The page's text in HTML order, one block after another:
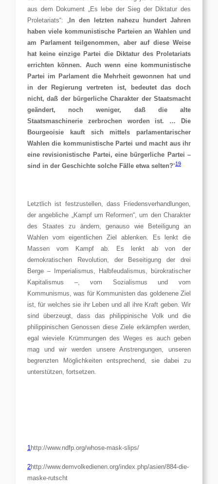
aus dem Dokument „Es lebe der Sieg der Diktatur des
Proletariats“: „In den letzten nahezu hundert Jahren
haben viele kommunistische Parteien an Wahlen und
am Parlament teilgenommen, aber auf diese Weise
hat keine einzige Partei die Diktatur des Proletariats
errichten können. Auch wenn eine kommunistische
Partei im Parlament die Mehrheit gewonnen hat und
in der Regierung vertreten ist, bedeutet das doch
nicht, daß der bürgerliche Charak­ter der Staatsmacht
geändert, noch weniger, daß die alte
Staatsmaschinerie zerbrochen worden ist. … Die
Bourgeoisie kauft sich mittels parlamentari­scher
Wahlen die kommunistische Partei und macht aus ihr
eine revisionistische Partei, eine bürgerliche Partei –
sind in der Geschichte solche Fälle etwa selten?“19
Letztlich ist festzustellen, dass Friedensverhandlungen,
der angebliche „Kampf um Reformen“, um den Charakter
des Staates zu ändern, genauso wie Beteiligung an
Wahlen vom eigentlichen Ziel ablenken. Es lenkt die
Massen vom Kampf ab. Es lenkt ab von der
demokratischen Revolution, der Beseitigung der drei
Berge – Imperialismus, Halbfeudalismus, bürokratischer
Kapitalismus –, vom Sozialismus und vom
Kommunismus, was für Kommunisten das goldenene Ziel
ist, für welches sie ihr Leben und all ihre Kraft geben. Wir
sind überzeugt, dass das philippinische Volk und die
philippinischen Genossen diese Ziele erkämpfen werden,
egal wieviele Krümmungen des Weges es auch geben
mag und wir werden unsere Anstrengungen, unseren
begrenzten Möglichkeiten entsprechend, sie dabei zu
unterstützen, fortsetzen.
1http://www.ndfp.org/whose-mask-slips/
2http://www.demvolkedienen.org/index.php/asien/884-die-
maske-rutscht